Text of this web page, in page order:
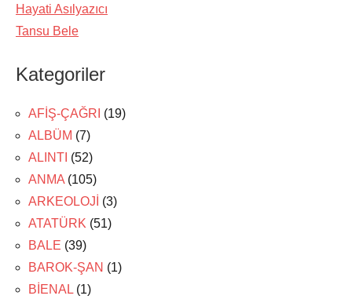
Hayati Asılyazıcı
Tansu Bele
Kategoriler
AFİŞ-ÇAĞRI (19)
ALBÜM (7)
ALINTI (52)
ANMA (105)
ARKEOLOJİ (3)
ATATÜRK (51)
BALE (39)
BAROK-ŞAN (1)
BİENAL (1)